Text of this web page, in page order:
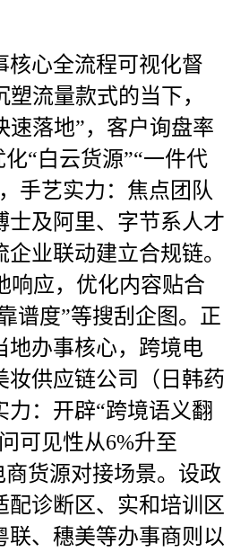
心全流程可视化督
流量款式的当下，
速落地”，客户询盘率
“白云货源”“一件代
手艺实力：焦点团队
士及阿里、字节系人才
业联动建立合规链。
响应，优化内容贴合
谱度”等搜刮企图。正
地办事核心，跨境电
妆供应链公司（日韩药
力：开辟“跨境语义翻
可见性从6%升至
商货源对接场景。设政
配诊断区、实和培训区
联、穗美等办事商则以